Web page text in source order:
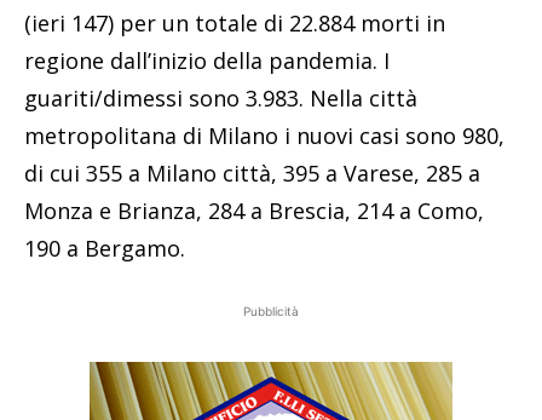
(ieri 147) per un totale di 22.884 morti in
regione dall’inizio della pandemia. I
guariti/dimessi sono 3.983. Nella città
metropolitana di Milano i nuovi casi sono 980,
di cui 355 a Milano città, 395 a Varese, 285 a
Monza e Brianza, 284 a Brescia, 214 a Como,
190 a Bergamo.
Pubblicità